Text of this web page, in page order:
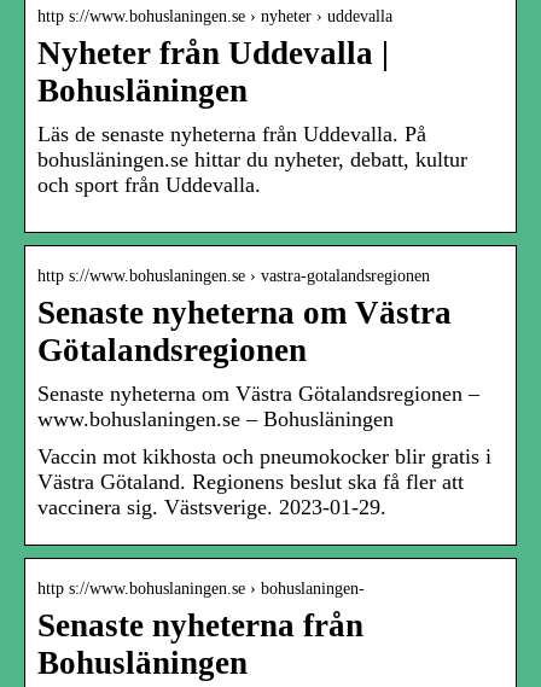
http s://www.bohuslaningen.se › nyheter › uddevalla
Nyheter från Uddevalla |
Bohusläningen
Läs de senaste nyheterna från Uddevalla. På
bohusläningen.se hittar du nyheter, debatt, kultur
och sport från Uddevalla.
http s://www.bohuslaningen.se › vastra-gotalandsregionen
Senaste nyheterna om Västra
Götalandsregionen
Senaste nyheterna om Västra Götalandsregionen –
www.bohuslaningen.se – Bohusläningen
Vaccin mot kikhosta och pneumokocker blir gratis i
Västra Götaland. Regionens beslut ska få fler att
vaccinera sig. Västsverige. 2023-01-29.
http s://www.bohuslaningen.se › bohuslaningen-
Senaste nyheterna från
Bohusläningen